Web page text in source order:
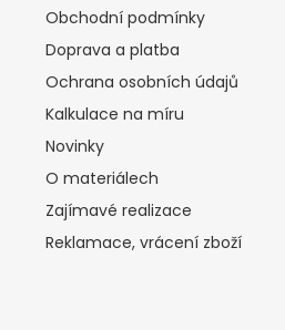
Obchodní podmínky
Doprava a platba
Ochrana osobních údajů
Kalkulace na míru
Novinky
O materiálech
Zajímavé realizace
Reklamace, vrácení zboží